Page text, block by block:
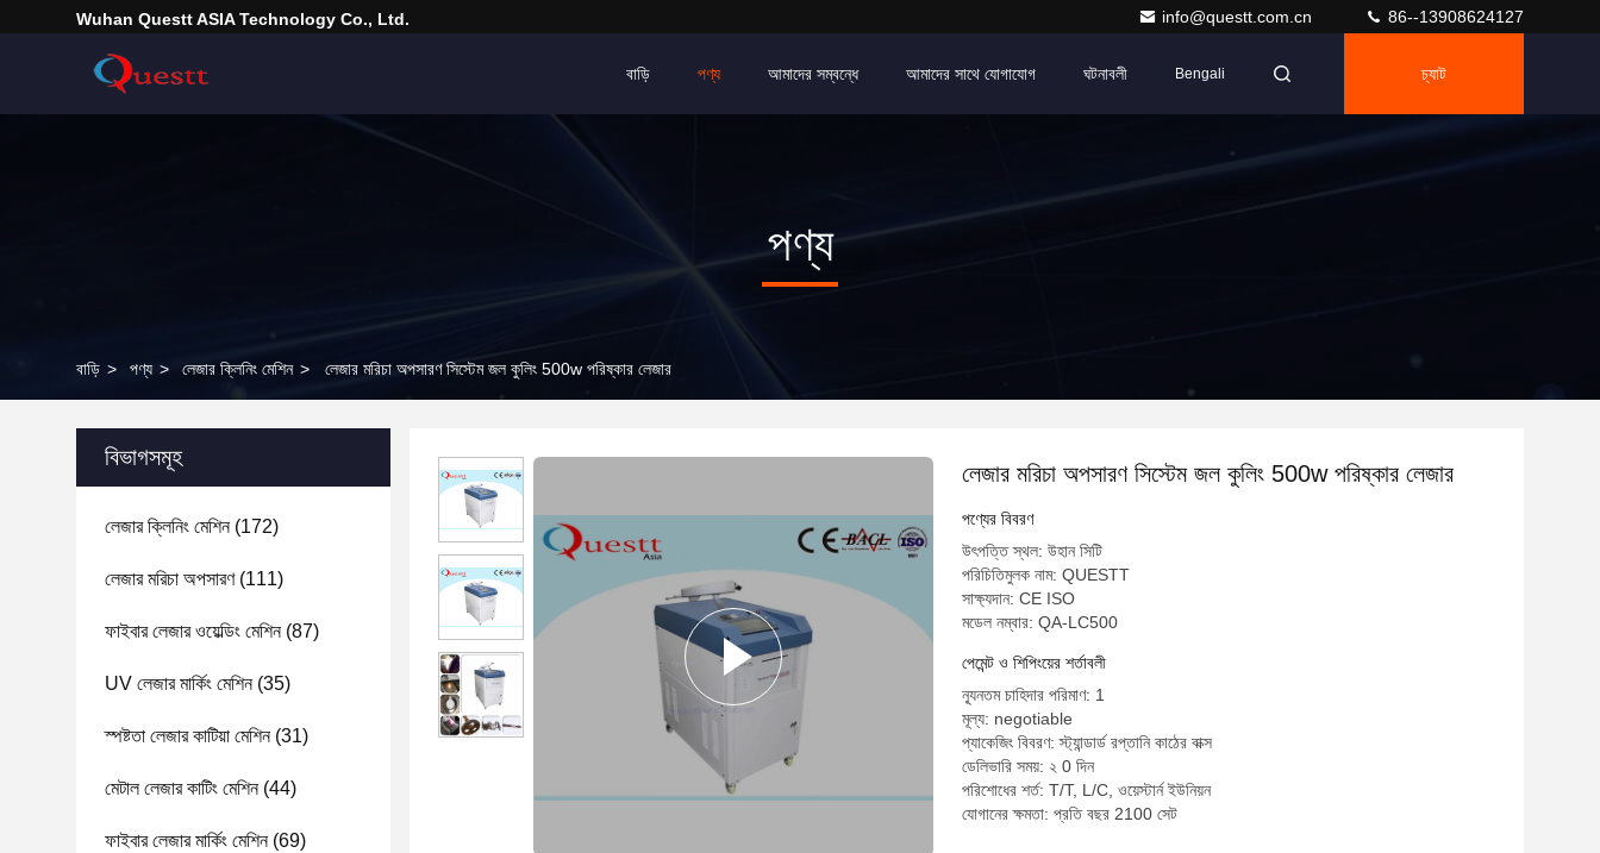
Wuhan Questt ASIA Technology Co., Ltd. info@questt.com.cn 86--13908624127
বাড়ি পণ্য আমাদের সম্বন্ধে আমাদের সাথে যোগাযোগ ঘটনাবলী Bengali চ্যাট
পণ্য
বাড়ি > পণ্য > লেজার ক্লিনিং মেশিন > লেজার মরিচা অপসারণ সিস্টেম জল কুলিং 500w পরিষ্কার লেজার
বিভাগসমূহ
লেজার ক্লিনিং মেশিন(172)
লেজার মরিচা অপসারণ(111)
ফাইবার লেজার ওয়েল্ডিং মেশিন(87)
UV লেজার মার্কিং মেশিন(35)
স্পষ্টতা লেজার কাটিয়া মেশিন(31)
মেটাল লেজার কাটিং মেশিন(44)
ফাইবার লেজার মার্কিং মেশিন(69)
লেজার মরিচা অপসারণ সিস্টেম জল কুলিং 500w পরিষ্কার লেজার
পণ্যের বিবরণ
উৎপত্তি স্থল: উহান সিটি
পরিচিতিমুলক নাম: QUESTT
সাক্ষ্যদান: CE ISO
মডেল নম্বার: QA-LC500
পেমেন্ট ও শিপিংয়ের শর্তাবলী
ন্যূনতম চাহিদার পরিমাণ: 1
মূল্য: negotiable
প্যাকেজিং বিবরণ: স্ট্যান্ডার্ড রপ্তানি কাঠের বাক্স
ডেলিভারি সময়: ২ 0 দিন
পরিশোধের শর্ত: T/T, L/C, ওয়েস্টার্ন ইউনিয়ন
যোগানের ক্ষমতা: প্রতি বছর 2100 সেট